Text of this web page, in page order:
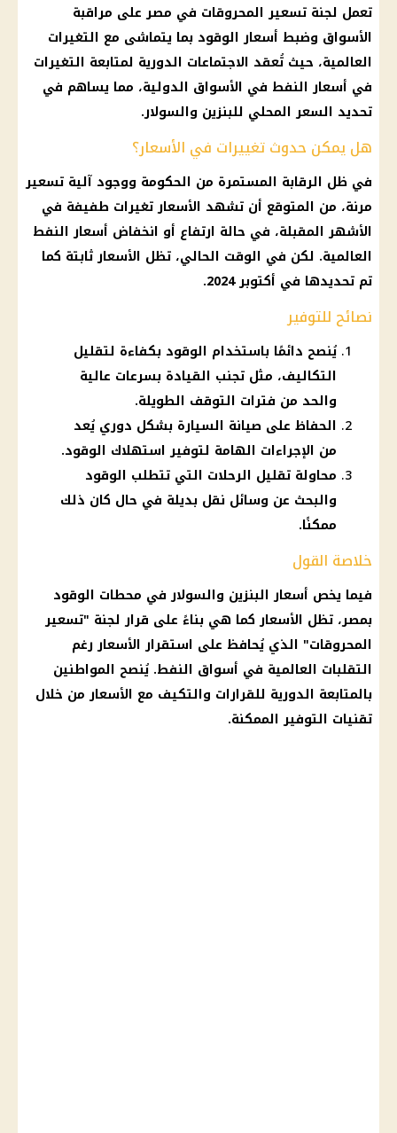
تعمل لجنة تسعيرالمحروقات في مصر على مراقبة
الأسواق وضبط أسعار الوقود بما يتماشى مع التغيرات
العالمية، حيث تُعقد الاجتماعات الدورية لمتابعة التغيرات
في أسعارالنفط في الأسواق الدولية، مما يساهم في
تحديد السعر المحلي للبنزين والسولار.
هل يمكن حدوث تغييرات في الأسعار؟
في ظل الرقابة المستمرة من الحكومة ووجود آلية تسعير
مرنة، من المتوقع أن تشهد الأسعارتغيرات طفيفة في
الأشهر المقبلة، في حالة ارتفاع أو انخفاض أسعارالنفط
العالمية. لكن في الوقت الحالي، تظل الأسعارثابتة كما
تم تحديدها في أكتوبر 2024.
نصائح للتوفير
يُنصح دائمًا باستخدام الوقود بكفاءة لتقليل
التكاليف، مثل تجنب القيادة بسرعات عالية
والحد من فترات التوقف الطويلة.
الحفاظ على صيانة السيارة بشكل دوري يُعد
من الإجراءات الهامة لتوفير استهلاك الوقود.
محاولة تقليل الرحلات التي تتطلب الوقود
والبحث عن وسائل نقل بديلة في حال كان ذلك
ممكنًا.
خلاصة القول
فيما يخص أسعار البنزين والسولارفي محطات الوقود
بمصر، تظل الأسعاركما هي بناءً على قرار لجنة "تسعير
المحروقات" الذي يُحافظ على استقرارالأسعاررغم
التقلبات العالمية في أسواق النفط. يُنصح المواطنين
بالمتابعة الدورية للقرارات والتكيف مع الأسعارمن خلال
تقنيات التوفيرالممكنة.